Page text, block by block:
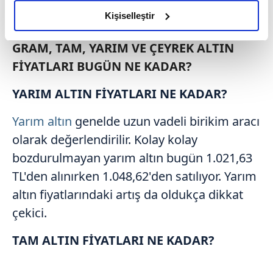
olduğunu ve sizlere en iyi içerikleri sunabilmek adına
elimizden gelen çabayı gösterdiğimizi ve bu noktada,
reklamların maliyetlerimizi karşılamak noktasında tek gelir
kalemimiz olduğunu sizlere hatırlatmak isteriz.
Her halükârda, kullanıcılar, bu çerezlere izin vermedikleri
gösterilmeyecektir."
Sizlere daha iyi bir hizmet sunabilmek için İnternet
Sitemizde kendimize ve üçüncü kişilere ait çerezler
kullanılmaktadır. Bu çerezler vasıtasıyla çeşitli kişisel
verileriniz işlenmekte olup gerekli olan çerezler bilgi
toplumu hizmetlerinin sunulması amacıyla
kullanılmaktadır. Diğer çerezler, sitemizin daha işlevsel
kılınması ve kişiselleştirilmesi ve sizlere yönelik
Kişiselleştir
GRAM, TAM, YARIM VE ÇEYREK ALTIN
FİYATLARI BUGÜN NE KADAR?
YARIM ALTIN FİYATLARI NE KADAR?
Yarım altın genelde uzun vadeli birikim aracı
olarak değerlendirilir. Kolay kolay
bozdurulmayan yarım altın bugün 1.021,63
TL'den alınırken 1.048,62'den satılıyor. Yarım
altın fiyatlarındaki artış da oldukça dikkat
çekici.
TAM ALTIN FİYATLARI NE KADAR?